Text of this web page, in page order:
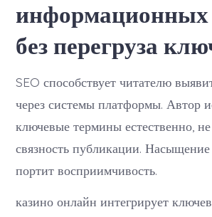
информационных
без перегруза
SEO способствует читателю
через системы платформы. Автор
ключевые термины естественно,
связность публикации.
портит восприимчивость.
казино онлайн интегрирует